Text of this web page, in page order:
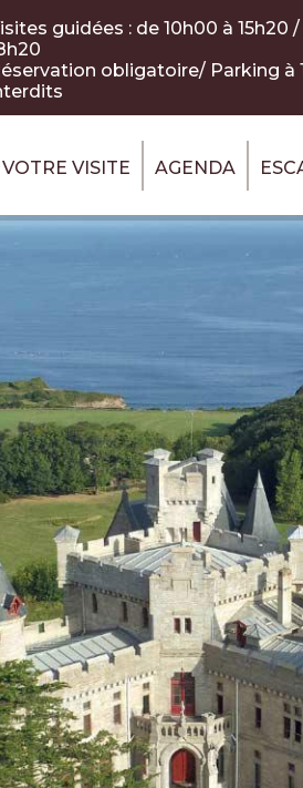
guidées : de 10h00 à 15h20
obligatoire/ Parking à
VISITE AGENDA